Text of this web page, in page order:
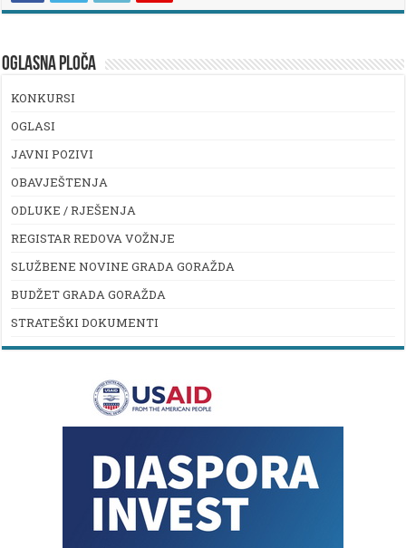
OGLASNA PLOČA
KONKURSI
OGLASI
JAVNI POZIVI
OBAVJEŠTENJA
ODLUKE / RJEŠENJA
REGISTAR REDOVA VOŽNJE
SLUŽBENE NOVINE GRADA GORAŽDA
BUDŽET GRADA GORAŽDA
STRATEŠKI DOKUMENTI